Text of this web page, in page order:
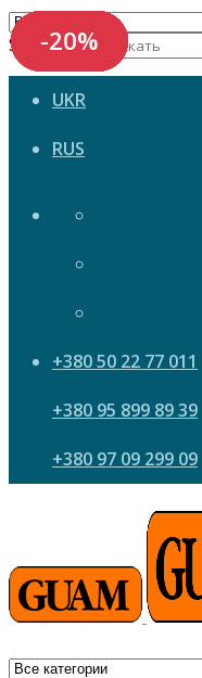
Search now
UKR
RUS
+380 50 22 77 011
+380 95 899 89 39
+380 97 09 299 09
-20%
-20%
-20%
-20%
-20%
-20%
-20%
-20%